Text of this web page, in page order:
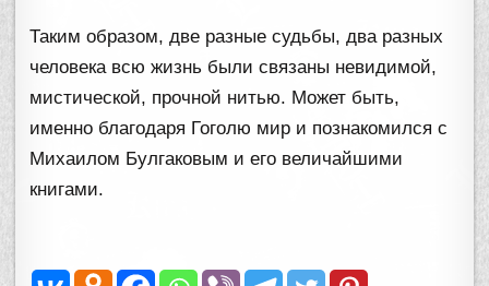
Таким образом, две разные судьбы, два разных
человека всю жизнь были связаны невидимой,
мистической, прочной нитью. Может быть,
именно благодаря Гоголю мир и познакомился с
Михаилом Булгаковым и его величайшими
книгами.